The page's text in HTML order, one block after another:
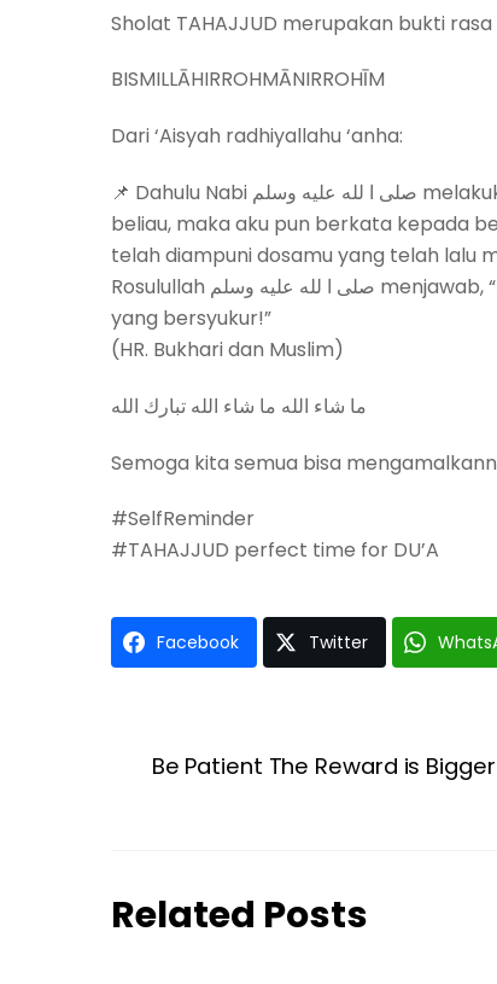
Sholat TAHAJJUD merupakan bukti rasa
BISMILLĀHIRROHMĀNIRROHĪM
Dari ‘Aisyah radhiyallahu ‘anha:
📌 Dahulu Nabi صلى ا لله عليه وسلم melakukan shalat malam (TAHAJJUD) sampai bengkak kedua kaki
beliau, maka aku pun berkata kepada
telah diampuni dosamu yang telah lalu
Rosulullah صلى ا لله عليه وسلم menjawab, “Bukankah sudah sepantasnya aku menjadi seorang hamba
yang bersyukur!”
(HR. Bukhari dan Muslim)
‎‏ما شاء الله ما شاء الله تبارك الله
Semoga kita semua bisa
#SelfReminder
#TAHAJJUD perfect time for DU’A
Facebook Twitter
Be Patient The Reward is
Related Posts